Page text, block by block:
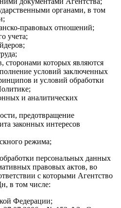
органами, в том
правовых отношений;
учета;
сторонами которых являются
условий заключенных
и условий обработки
и аналитических
предотвращение
законных интересов
режима;
персональных данных
правовых актов, во
с которыми Агентство
в том числе:
Федерации;